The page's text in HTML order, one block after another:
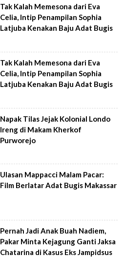
Tak Kalah Memesona dari Eva
Celia, Intip Penampilan Sophia
Latjuba Kenakan Baju Adat Bugis
Tak Kalah Memesona dari Eva
Celia, Intip Penampilan Sophia
Latjuba Kenakan Baju Adat Bugis
Napak Tilas Jejak Kolonial Londo
Ireng di Makam Kherkof
Purworejo
Ulasan Mappacci Malam Pacar:
Film Berlatar Adat Bugis Makassar
Pernah Jadi Anak Buah Nadiem,
Pakar Minta Kejagung Ganti Jaksa
Chatarina di Kasus Eks Jampidsus